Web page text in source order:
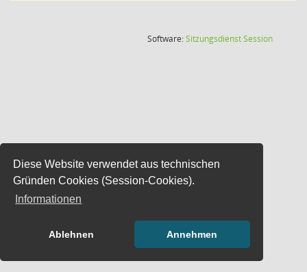
Diese Website verwendet aus technischen
Gründen Cookies (Session-Cookies).
Informationen
Ablehnen Annehmen
Software:SitzungsdienstSession(Wird in